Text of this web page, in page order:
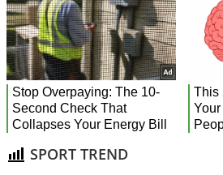
SPORT TREND